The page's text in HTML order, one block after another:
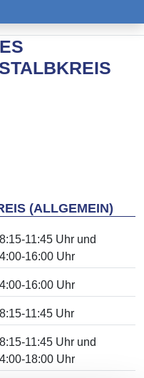
(ALLGEMEIN)
11:45 Uhr und
16:00 Uhr
16:00 Uhr
11:45 Uhr
11:45 Uhr und
18:00 Uhr